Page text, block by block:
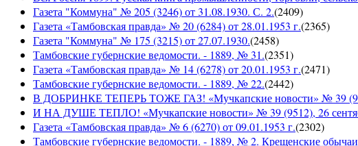
Газета "Коммуна" № 205 (3246) от 31.08.1930. С. 2.(2409)
Газета «Тамбовская правда» № 20 (6284) от 28.01.1953 г.(2365)
Газета "Коммуна" № 175 (3215) от 27.07.1930.(2458)
Тамбовские губернские ведомости. - 1889, № 31.(2351)
Газета «Тамбовская правда» № 14 (6278) от 20.01.1953 г.(2471)
Тамбовские губернские ведомости. - 1889, № 22.(2442)
В ДОБРИНКЕ ТЕПЕРЬ ТОЖЕ ГАЗ! «Мучкапские новости» № 39
И НА ДУШЕ ТЕПЛО! «Мучкапские новости» № 39 (9512), 26
Газета «Тамбовская правда» № 6 (6270) от 09.01.1953 г.(2302)
Тамбовские губернские ведомости. - 1889, № 2. Крещенские